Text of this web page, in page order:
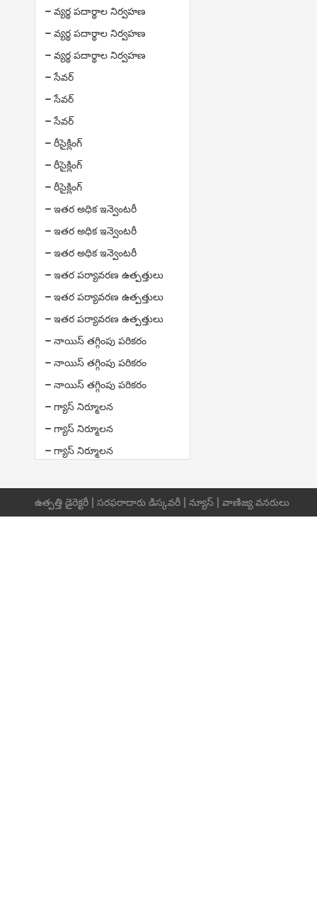
వ్యర్థ పదార్థాల నిర్వహణ
వ్యర్థ పదార్థాల నిర్వహణ
వ్యర్థ పదార్థాల నిర్వహణ
సేవర్
సేవర్
సేవర్
రీసైక్లింగ్
రీసైక్లింగ్
రీసైక్లింగ్
ఇతర అధిక ఇన్వెంటరీ
ఇతర అధిక ఇన్వెంటరీ
ఇతర అధిక ఇన్వెంటరీ
ఇతర పర్యావరణ ఉత్పత్తులు
ఇతర పర్యావరణ ఉత్పత్తులు
ఇతర పర్యావరణ ఉత్పత్తులు
నాయిస్ తగ్గింపు పరికరం
నాయిస్ తగ్గింపు పరికరం
నాయిస్ తగ్గింపు పరికరం
గ్యాస్ నిర్మూలన
గ్యాస్ నిర్మూలన
గ్యాస్ నిర్మూలన
ఉత్పత్తి డైరెక్టరీ సరఫరాదారు డిస్కవరీ న్యూస్ వాణిజ్య వనరులు